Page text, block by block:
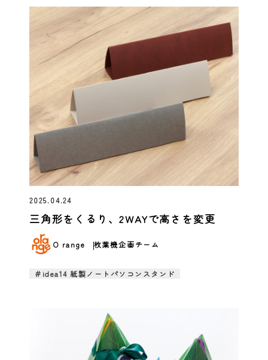
2025.04.24
三角形をくるり、2WAYで高さを変更
O range 枚葉機企画チーム
＃idea14 紙製ノートパソコンスタンド